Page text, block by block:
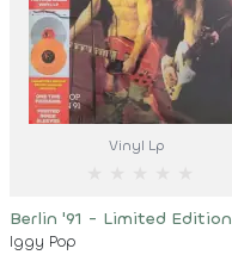
Vinyl Lp
Berlin '91 - Limited Edition
Iggy Pop